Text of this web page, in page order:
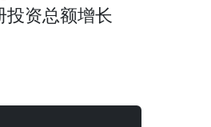
投资总额增长